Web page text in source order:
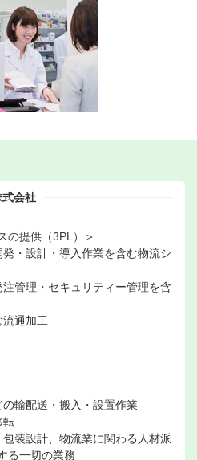
会社
の提供（3PL）＞
・設計・導入作業を含む物流シ
管理・セキュリティー管理を含
流通加工
輸配送・搬入・設置作業
転
装設計、物流業に関わる人材派
る一切の業務